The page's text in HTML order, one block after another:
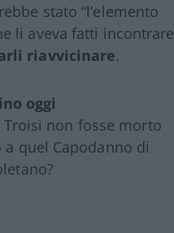
stato “l’elemento
li aveva fatti incontrare
riavvicinare.
oggi
Troisi non fosse morto
quel Capodanno di